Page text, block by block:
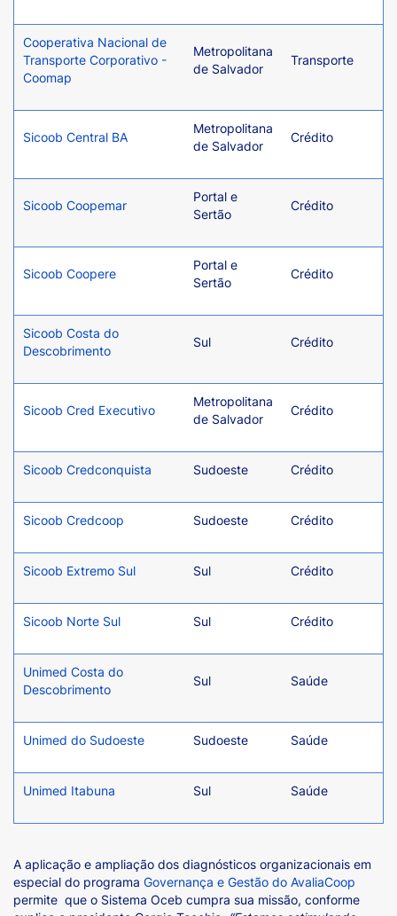
Cooperativa Nacional de
Transporte Corporativo -
Coomap
Metropolitana
de Salvador
Transporte
Sicoob Central BA
Metropolitana
de Salvador
Crédito
Sicoob Coopemar
Portal e
Sertão
Crédito
Sicoob Coopere
Portal e
Sertão
Crédito
Sicoob Costa do
Descobrimento
Sul Crédito
Sicoob Cred Executivo
Metropolitana
de Salvador
Crédito
Sicoob Credconquista Sudoeste Crédito
Sicoob Credcoop Sudoeste Crédito
Sicoob Extremo Sul Sul Crédito
Sicoob Norte Sul Sul Crédito
Unimed Costa do
Descobrimento
Sul Saúde
Unimed do Sudoeste Sudoeste Saúde
Unimed Itabuna Sul Saúde
A aplicação e ampliação dos diagnósticos organizacionais em
especial do programa Governança e Gestão do AvaliaCoop
permite que o Sistema Oceb cumpra sua missão, conforme